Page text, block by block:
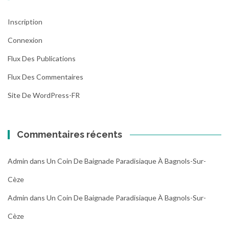
Inscription
Connexion
Flux Des Publications
Flux Des Commentaires
Site De WordPress-FR
Commentaires récents
Admin dans Un Coin De Baignade Paradisiaque À Bagnols-Sur-
Cèze
Admin dans Un Coin De Baignade Paradisiaque À Bagnols-Sur-
Cèze